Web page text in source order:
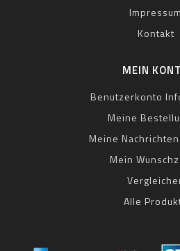
Impressum
Kontakt
MEIN
Benutzerkonto
Meine
Meine
Mein
Alle